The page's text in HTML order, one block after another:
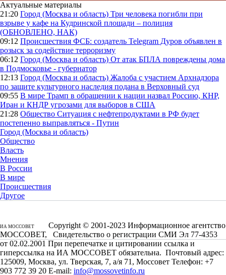
Актуальные материалы
21:20 Город (Москва и область) Три человека погибли при
взрыве у кафе на Кудринской площади – полиция
(ОБНОВЛЕНО, НАК)
09:12 Происшествия ФСБ: создатель Telegram Дуров объявлен в
розыск за содействие терроризму
06:12 Город (Москва и область) От атак БПЛА повреждены дома
в Подмосковье - губернатор
12:13 Город (Москва и область) Жалоба с участием Архнадзора
по защите культурного наследия подана в Верховный суд
09:55 В мире Трамп в обращении к нации назвал Россию, КНР,
Иран и КНДР угрозами для выборов в США
21:28 Общество Ситуация с нефтепродуктами в РФ будет
постепенно выправляться - Путин
Город (Москва и область)
Общество
Власть
Мнения
В России
В мире
Происшествия
Другое
ИА МОССОВЕТ
Copyright © 2001-2023 Информационное агентство
МОССОВЕТ, Свидетельство о регистрации СМИ Эл 77-4353
от 02.02.2001 При перепечатке и цитировании ссылка и
гиперссылка на ИА МОССОВЕТ обязательна. Почтовый адрес:
125009, Москва, ул. Тверская, 7, а/я 71, Моссовет Телефон: +7
903 772 39 20 E-mail: info@mossovetinfo.ru